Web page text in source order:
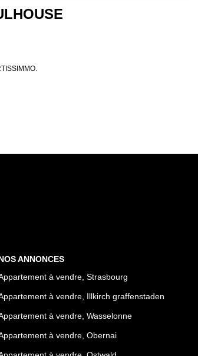
ANNONCES
à vendre, Strasbourg
à vendre, Illkirch graffenstaden
à vendre, Wasselonne
à vendre, Obernai